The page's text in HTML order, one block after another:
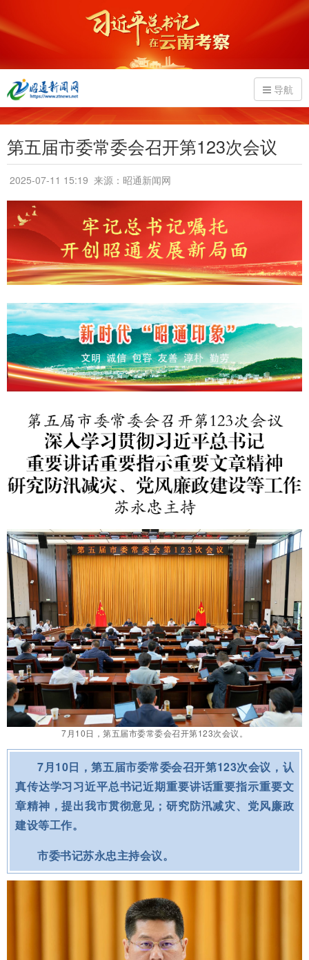
导航
第五届市委常委会召开第123次会议
2025-07-11 15:19 来源：昭通新闻网
7月10日，第五届市委常委会召开第123次会议。
7月10日，第五届市委常委会召开第123次会议，认
真传达学习习近平总书记近期重要讲话重要指示重要文
章精神，提出我市贯彻意见；研究防汛减灾、党风廉政
建设等工作。
市委书记苏永忠主持会议。